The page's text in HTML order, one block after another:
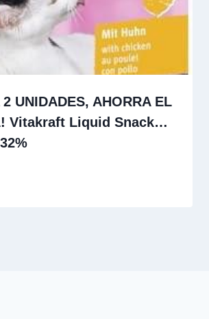
2 UNIDADES, AHORRA EL
Vitakraft Liquid Snack…